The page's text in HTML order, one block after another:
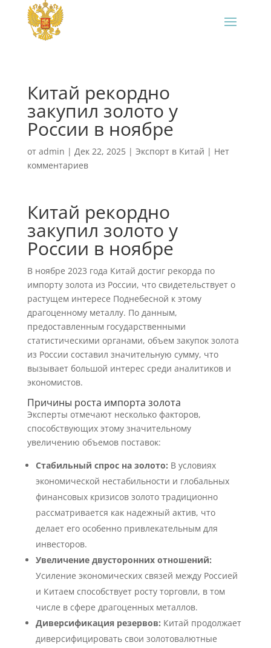
Китай рекордно
закупил золото у
России в ноябре
от admin | Дек 22, 2025| Экспорт в Китай | Нет
комментариев
Китай рекордно
закупил золото у
России в ноябре
В ноябре 2023 года Китай достиг рекорда по
импорту золота из России, что свидетельствует о
растущем интересе Поднебесной к этому
драгоценному металлу. По данным,
предоставленным государственными
статистическими органами, объем закупок золота
из России составил значительную сумму, что
вызывает большой интерес среди аналитиков и
экономистов.
Причины роста импорта золота
Эксперты отмечают несколько факторов,
способствующих этому значительному
увеличению объемов поставок:
Стабильный спрос на золото: В условиях
экономической нестабильности и глобальных
финансовых кризисов золото традиционно
рассматривается как надежный актив, что
делает его особенно привлекательным для
инвесторов.
Увеличение двусторонних отношений:
Усиление экономических связей между Россией
и Китаем способствует росту торговли, в том
числе в сфере драгоценных металлов.
Диверсификация резервов: Китай продолжает
диверсифицировать свои золотовалютные